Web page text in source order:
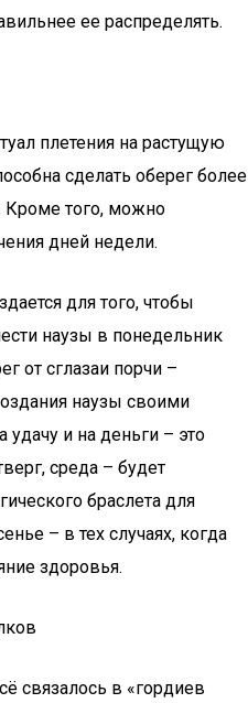
ее распределять.
плетения на растущую
сделать оберег более
того, можно
дней недели.
для того, чтобы
наузы в понедельник
от сглазаи порчи –
наузы своими
удачу и на деньги – это
среда – будет
браслета для
– в тех случаях, когда
здоровья.
связалось в «гордиев